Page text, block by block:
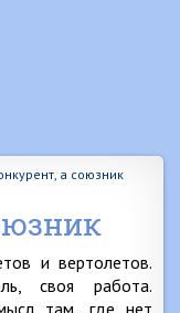
а союзник
и вертолетов.
своя работа.
там, где нет